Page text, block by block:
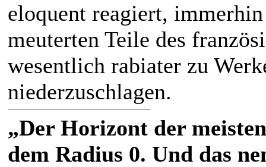
eloquent reagiert,
meuterten Teile des
wesentlich rabiater zu
niederzuschlagen.
„Der Horizont der
dem Radius 0. Und das